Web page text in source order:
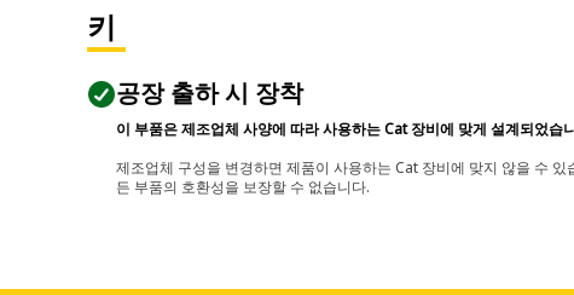
키
공장 출하 시 장착
이 부품은 제조업체 사양에 따라 사용하는 Cat 장비에 맞게 설계되었습
제조업체 구성을 변경하면 제품이 사용하는 Cat 장비에 맞지 않을 수
든 부품의 호환성을 보장할 수 없습니다.